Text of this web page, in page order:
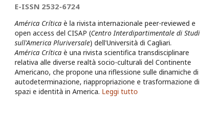
E-ISSN 2532-6724
América Crítica è la rivista internazionale peer-reviewed e
open access del CISAP (Centro Interdipartimentale di Studi
sull'America Pluriversale) dell'Università di Cagliari.
América Crítica è una rivista scientifica transdisciplinare
relativa alle diverse realtà socio-culturali del Continente
Americano, che propone una riflessione sulle dinamiche di
autodeterminazione, riappropriazione e trasformazione di
spazi e identità in America. Leggi tutto